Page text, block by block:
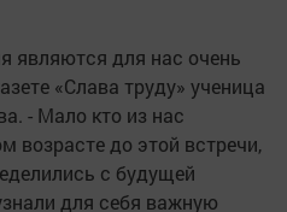
являются для нас очень
«Слава труду» ученица
- Мало кто из нас
возрасте до этой встречи,
с будущей
для себя важную